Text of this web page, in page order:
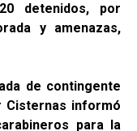
detenidos, por
y amenazas,
de contingente
Cisternas informó
para la